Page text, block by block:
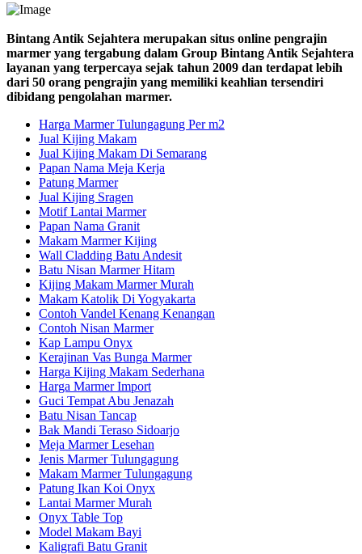
Bintang Antik Sejahtera merupakan situs online pengrajin
marmer yang tergabung dalam Group Bintang Antik Sejahtera
layanan yang terpercaya sejak tahun 2009 dan terdapat lebih
dari 50 orang pengrajin yang memiliki keahlian tersendiri
dibidang pengolahan marmer.
Harga Marmer Tulungagung Per m2
Jual Kijing Makam
Jual Kijing Makam Di Semarang
Papan Nama Meja Kerja
Patung Marmer
Jual Kijing Sragen
Motif Lantai Marmer
Papan Nama Granit
Makam Marmer Kijing
Wall Cladding Batu Andesit
Batu Nisan Marmer Hitam
Kijing Makam Marmer Murah
Makam Katolik Di Yogyakarta
Contoh Vandel Kenang Kenangan
Contoh Nisan Marmer
Kap Lampu Onyx
Kerajinan Vas Bunga Marmer
Harga Kijing Makam Sederhana
Harga Marmer Import
Guci Tempat Abu Jenazah
Batu Nisan Tancap
Bak Mandi Teraso Sidoarjo
Meja Marmer Lesehan
Jenis Marmer Tulungagung
Makam Marmer Tulungagung
Patung Ikan Koi Onyx
Lantai Marmer Murah
Onyx Table Top
Model Makam Bayi
Kaligrafi Batu Granit